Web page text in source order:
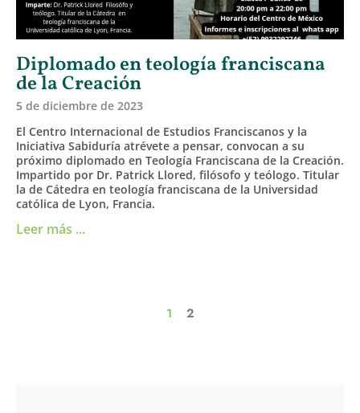
Diplomado en teología franciscana
de la Creación
5 de diciembre de 2023
El Centro Internacional de Estudios Franciscanos y la
Iniciativa Sabiduría atrévete a pensar, convocan a su
próximo diplomado en Teología Franciscana de la Creación.
Impartido por Dr. Patrick Llored, filósofo y teólogo. Titular
la de Cátedra en teología franciscana de la Universidad
católica de Lyon, Francia.
Leer más ...
1 2